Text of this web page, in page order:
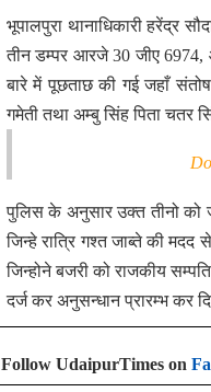
भूपालपुरा थानाधिकारी हरेंद्र
तीन डम्पर आरजे 30 जीए
बारे में पूछताछ की गई जहाँ
गमेती तथा अम्बु सिंह पिता चतर
पुलिस के अनुसार उक्त तीनो को
जिन्हे रात्रि गश्त जाब्ते की
जिन्होने बजरी को राजकीय
दर्ज कर अनुसन्धान प्रारम्भ कर
Follow UdaipurTimes on